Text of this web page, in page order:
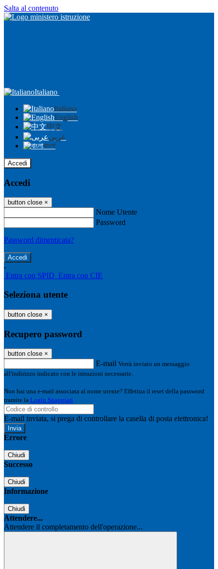
Salta al contenuto
Italiano
Italiano
English
中文
عربى
বাংলা
Accedi
Accedi
button close ×
Nome Utente
Password
Password dimenticata?
-
Entra con SPID Entra con CIE
Seleziona utente
button close ×
Recupero password
button close ×
E-mail Verrà inviato un messaggio
all'indirizzo indicato con le istruzioni necessarie.
Non hai una e-mail associata al nome utente? Effettua il reset della password
tramite la Login Spaggiari
E-mail inviata, si prega di controllare la casella di posta elettronica!
Errore
Chiudi
Successo
Chiudi
Informazione
Chiudi
Attendere...
Attendere il completamento dell'operazione...